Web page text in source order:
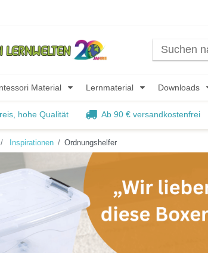
Material Lernmaterial Downloads
hohe Qualität Ab 90 € versandkostenfrei
Inspirationen Ordnungshelfer